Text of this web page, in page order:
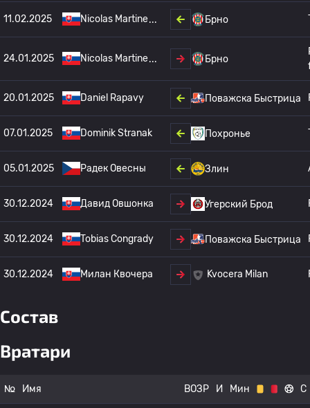
11.02.2025 Nicolas Martine Брно
24.01.2025 Nicolas Martine Брно
20.01.2025 Daniel Rapavy Поважска Быстрица
07.01.2025 Dominik Stranak Похронье
05.01.2025 Радек Овесны Злин
30.12.2024 Давид Овшонка Угерский Брод
30.12.2024 Tobias Congrady Поважска Быстрица
30.12.2024 Милан Квочера Kvocera Milan
Состав
Вратари
№ Имя ВОЗР И Мин С